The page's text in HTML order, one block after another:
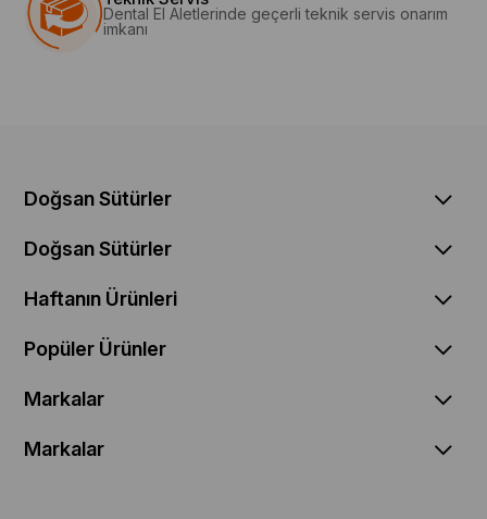
Dental El Aletlerinde geçerli teknik servis onarım
imkanı
Doğsan Sütürler
Doğsan Sütürler
Haftanın Ürünleri
Popüler Ürünler
Markalar
Markalar